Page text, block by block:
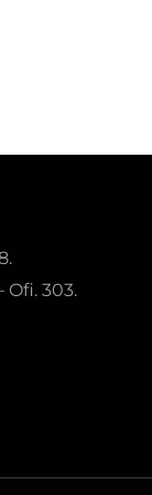
Ofi. 303.